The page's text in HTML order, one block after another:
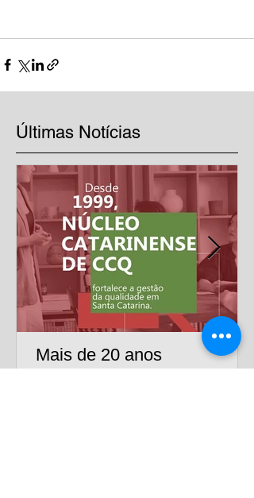
Últimas Notícias
Mais de 20 anos
impulsionando a excelência